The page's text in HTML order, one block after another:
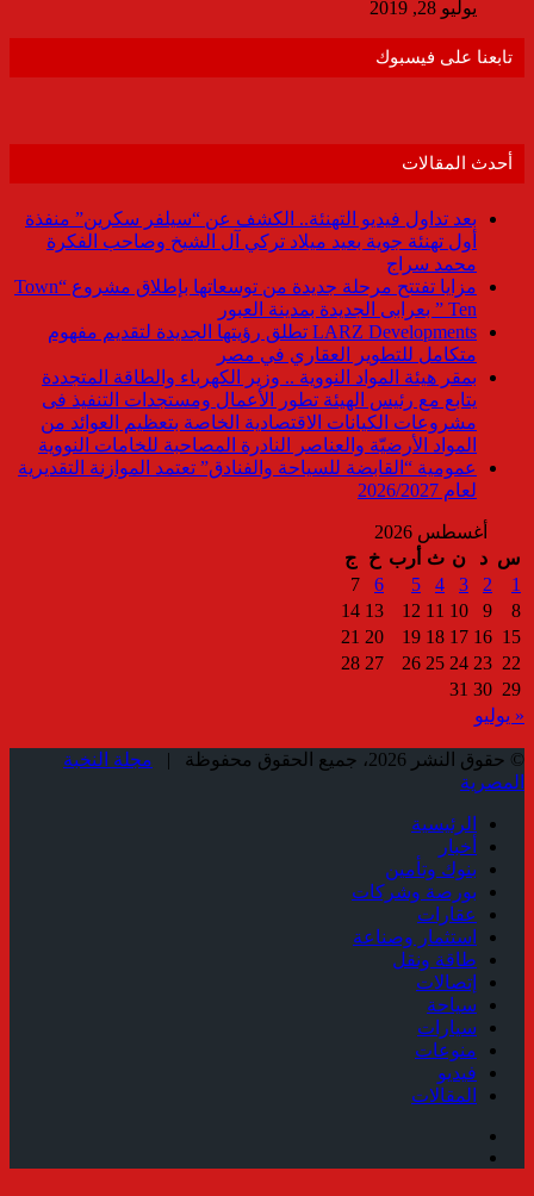
يوليو 28, 2019
تابعنا على فيسبوك
أحدث المقالات
بعد تداول فيديو التهنئة.. الكشف عن “سيلفر سكرين” منفذة
أول تهنئة جوية بعيد ميلاد تركي آل الشيخ وصاحب الفكرة
محمد سراج
مزايا تفتتح مرحلة جديدة من توسعاتها بإطلاق مشروع “Town
Ten ” بعرابى الجديدة بمدينة العبور
LARZ Developments تطلق رؤيتها الجديدة لتقديم مفهوم
متكامل للتطوير العقاري في مصر
بمقر هيئة المواد النووية .. وزير الكهرباء والطاقة المتجددة
يتابع مع رئيس الهيئة تطور الأعمال ومستجدات التنفيذ فى
مشروعات الكيانات الاقتصادية الخاصة بتعظيم العوائد من
المواد الأرضيّة والعناصر النادرة المصاحبة للخامات النووية
عمومية “القابضة للسياحة والفنادق” تعتمد الموازنة التقديرية
لعام 2026/2027
أغسطس 2026
س د ن ث أرب خ
ج
1
2
3
4
5
6
7
8
9
10
11
12
13
14
15
16
17
18
19
20
21
22
23
24
25
26
27
28
29
30
31
« يوليو
© حقوق النشر 2026، جميع الحقوق محفوظة |
مجلة النخبة
المصرية
الرئيسية
أخبار
بنوك وتأمين
بورصة وشركات
عقارات
استثمار وصناعة
طاقة ونقل
إتصالات
سياحة
سيارات
منوعات
فيديو
المقالات